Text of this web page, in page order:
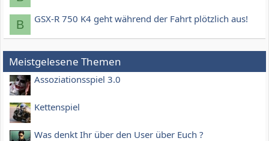
B GSX-R 750 K4 geht während der Fahrt plötzlich aus!
Meistgelesene Themen
Assoziationsspiel 3.0
Kettenspiel
Was denkt Ihr über den User über Euch ?